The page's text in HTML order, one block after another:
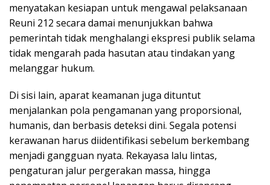
menyatakan kesiapan untuk mengawal pelaksanaan
Reuni 212 secara damai menunjukkan bahwa
pemerintah tidak menghalangi ekspresi publik selama
tidak mengarah pada hasutan atau tindakan yang
melanggar hukum.
Di sisi lain, aparat keamanan juga dituntut
menjalankan pola pengamanan yang proporsional,
humanis, dan berbasis deteksi dini. Segala potensi
kerawanan harus diidentifikasi sebelum berkembang
menjadi gangguan nyata. Rekayasa lalu lintas,
pengaturan jalur pergerakan massa, hingga